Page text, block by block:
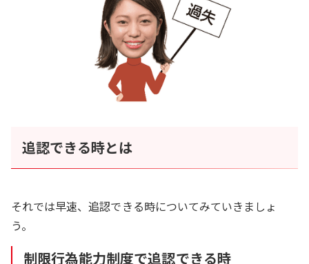
追認できる時とは
それでは早速、追認できる時についてみていきましょ
う。
制限行為能力制度で追認できる時